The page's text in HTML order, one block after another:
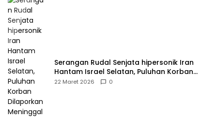
Serangan Rudal Senjata hipersonik Iran
Hantam Israel Selatan, Puluhan Korban
Dilaporkan Meninggal dan Ratusan Terluka
22 Maret 2026 0